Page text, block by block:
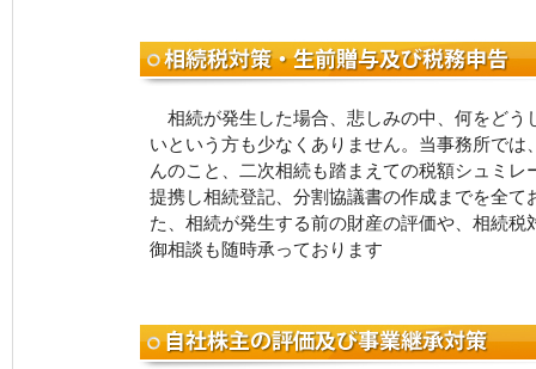
相続が発生した場合、悲しみの中、何をどう
いという方も少なくありません。当事務所では
んのこと、二次相続も踏まえての税額シュミレ
提携し相続登記、分割協議書の作成までを全て
た、相続が発生する前の財産の評価や、相続税
御相談も随時承っております